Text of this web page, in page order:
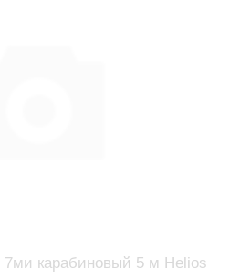
7ми карабиновый 5 м Helios